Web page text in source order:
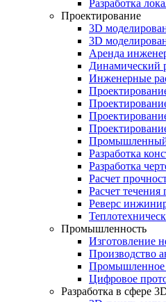
Разработка
Проектирование
3D
3D
Аренда
Динамический
Инженерные
Промышленный
Разработка
Разработка
Расчет
Расчет течения
Реверс
Промышленность
Изготовление
Производство
Промышленное
Цифровое
Разработка в сфере